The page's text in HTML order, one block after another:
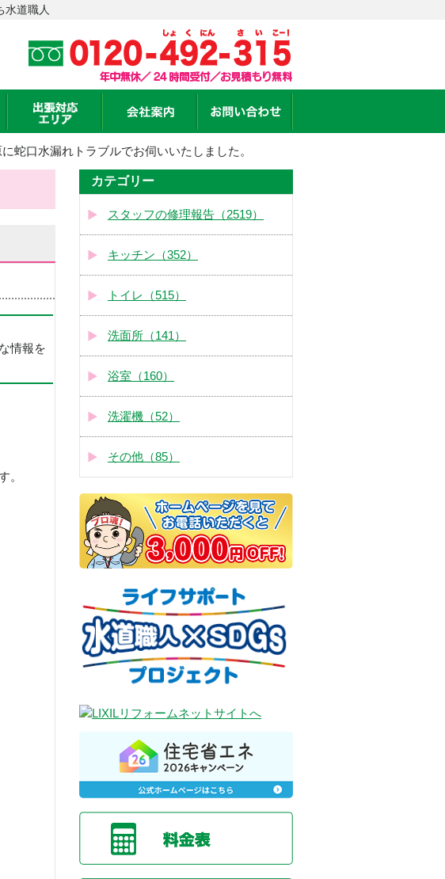
水道職人
蛇口水漏れトラブルでお伺いいたしました。
情報を
。
カテゴリー
スタッフの修理報告（2519）
キッチン（352）
トイレ（515）
洗面所（141）
浴室（160）
洗濯機（52）
その他（85）